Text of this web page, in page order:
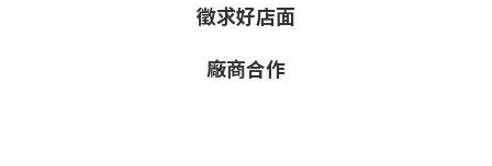
徵求好店面
廠商合作